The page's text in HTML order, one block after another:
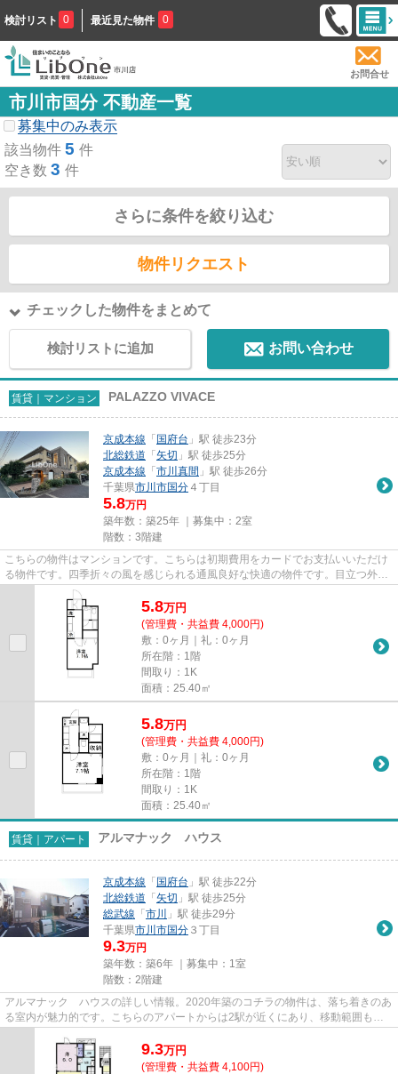
検討リスト 0 最近見た物件 0
お問合せ
市川市国分 不動産一覧
募集中のみ表示
該当物件 5 件
空き数 3 件
さらに条件を絞り込む
物件リクエスト
チェックした物件をまとめて
検討リストに追加 お問い合わせ
賃貸｜マンション PALAZZO VIVACE
京成本線 「 国府台 」駅 徒歩23分
北総鉄道 「 矢切 」駅 徒歩25分
京成本線 「 市川真間 」駅 徒歩26分
千葉県市川市国分 ４丁目
5.8万円
築年数：築25年 ｜募集中： 2室
階数：3階建
こちらの物件はマンションです。こちらは初期費用をカードでお支払いいただけ
る物件です。四季折々の風を感じられる通風良好な快適の物件です。目立つ外観
と洗練された設計の内装を持...
5.8万円
(管理費・共益費 4,000円)
敷：0ヶ月｜礼：0ヶ月
所在階：1階
間取り：1K
面積：25.40㎡
5.8万円
(管理費・共益費 4,000円)
敷：0ヶ月｜礼：0ヶ月
所在階：1階
間取り：1K
面積：25.40㎡
賃貸｜アパート アルマナック ハウス
京成本線 「 国府台 」駅 徒歩22分
北総鉄道 「 矢切 」駅 徒歩25分
総武線 「 市川
」駅 徒歩29分
千葉県市川市国分 ３丁目
9.3万円
築年数：築6年 ｜募集中： 1室
階数：2階建
アルマナック ハウスの詳しい情報。2020年築のコチラの物件は、落ち着きのあ
る室内が魅力的です。こちらのアパートからは2駅が近くにあり、移動範囲も広
9.3万円
(管理費・共益費 4,100円)